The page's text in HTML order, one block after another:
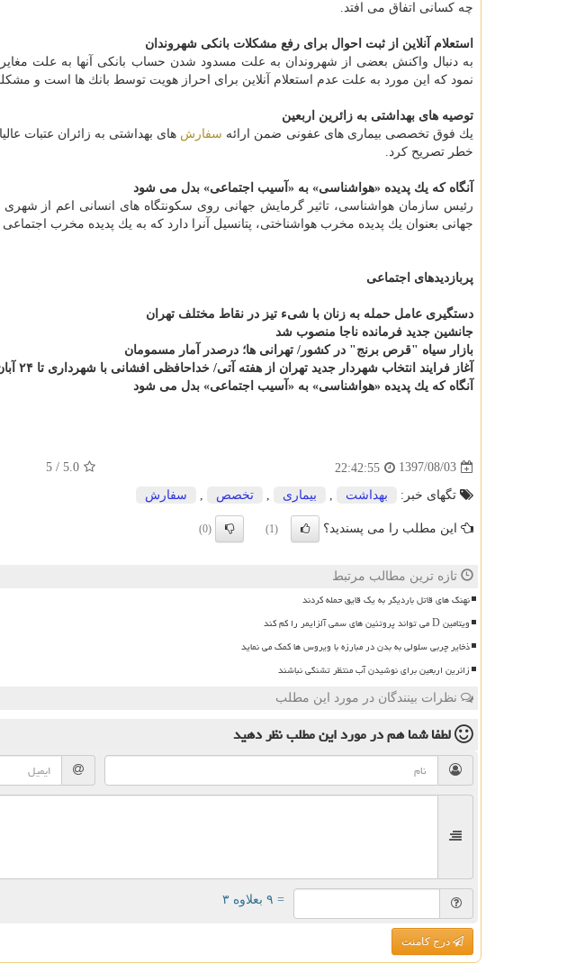
چه كسانی اتفاق می افتد.
استعلام آنلاین از ثبت احوال برای رفع مشكلات بانكی شهروندان
به دنبال واكنش بعضی از شهروندان به علت مسدود شدن حساب بانكی آنها به علت
نمود كه این مورد به علت عدم استعلام آنلاین برای احراز هویت توسط بانك ها است و
توصیه های بهداشتی به زائرین اربعین
یك فوق تخصصی بیماری های عفونی ضمن ارائه سفارش های بهداشتی به زائران عتبات
خطر تصریح كرد.
آنگاه كه یك پدیده «هواشناسی» به «آسیب اجتماعی» بدل می شود
رئیس سازمان هواشناسی، تاثیر گرمایش جهانی روی سكونتگاه های انسانی اعم از شهری
جهانی بعنوان یك پدیده مخرب هواشناختی، پتانسیل آنرا دارد كه به یك پدیده مخرب
پربازدیدهای اجتماعی
دستگیری عامل حمله به زنان با شیء تیز در نقاط مختلف تهران
جانشین جدید فرمانده ناجا منصوب شد
بازار سیاه "قرص برنج" در كشور/ تهرانی ها؛ درصدر آمار مسمومان
آغاز فرایند انتخاب شهردار جدید تهران از هفته آتی/ خداحافظی افشانی با شهرداری تا ۲۴ آبان
آنگاه كه یك پدیده «هواشناسی» به «آسیب اجتماعی» بدل می شود
1397/08/03
22:42:55
5.0
/
5
تگهای خبر: بهداشت , بیماری , تخصص , سفارش
این مطلب را می پسندید؟ (1)
(0)
تازه ترین مطالب مرتبط
نهنگ های قاتل باردیگر به یک قایق حمله کردند
ویتامین D می تواند پروتئین های سمی آلزایمر را کم کند
ذخایر چربی سلولی به بدن در مبارزه با ویروس ها کمک می نماید
زائرین اربعین برای نوشیدن آب منتظر تشنگی نباشند
نظرات بینندگان در مورد این مطلب
لطفا شما همدر مورد این مطلبنظر دهید
= ۹ بعلاوه ۳
درج کامنت